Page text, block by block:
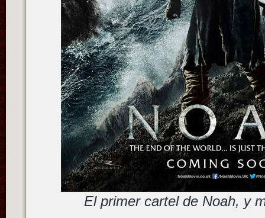
El primer cartel de Noah, y